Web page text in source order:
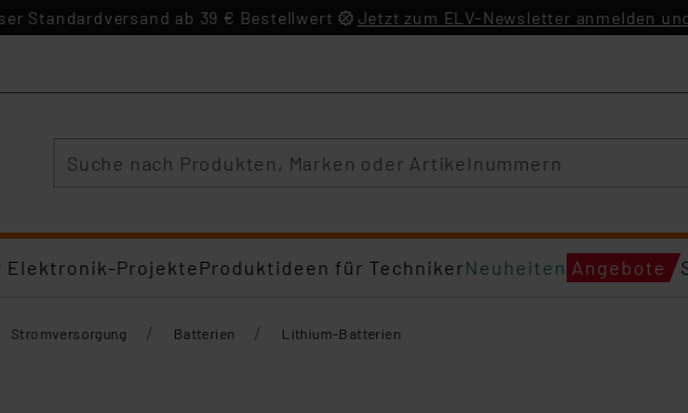
Standardversand ab 39 € Bestellwert Jetzt zum ELV-Newsletter anmelden
Elektronik-ProjekteProduktideen für TechnikerNeuheiten Angebote
Stromversorgung / Batterien / Lithium-Batterien